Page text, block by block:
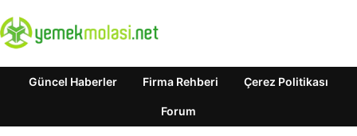
Güncel Haberler Firma Rehberi Çerez Politikası
Forum